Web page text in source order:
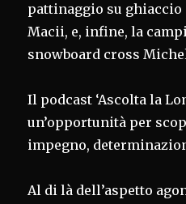
pattinaggio su ghiaccio
Macii, e, infine, la
snowboard cross
Il podcast ‘Ascolta la
un’opportunità per
impegno,
Al di là dell’aspetto